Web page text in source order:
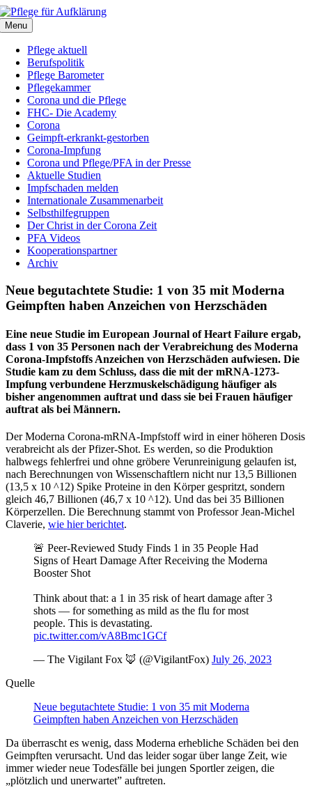
Zum
Inhalt
springen
Menu
Pflege aktuell
Berufspolitik
Pflege Barometer
Pflegekammer
Corona und die Pflege
FHC- Die Academy
Corona
Geimpft-erkrankt-gestorben
Corona-Impfung
Corona und Pflege/PFA in der Presse
Aktuelle Studien
Impfschaden melden
Internationale Zusammenarbeit
Selbsthilfegruppen
Der Christ in der Corona Zeit
PFA Videos
Kooperationspartner
Archiv
Neue begutachtete Studie: 1 von 35 mit Moderna
Geimpften haben Anzeichen von Herzschäden
Eine neue Studie im European Journal of Heart Failure ergab,
dass 1 von 35 Personen nach der Verabreichung des Moderna
Corona-Impfstoffs Anzeichen von Herzschäden aufwiesen. Die
Studie kam zu dem Schluss, dass die mit der mRNA-1273-
Impfung verbundene Herzmuskelschädigung häufiger als
bisher angenommen auftrat und dass sie bei Frauen häufiger
auftrat als bei Männern.
Der Moderna Corona-mRNA-Impfstoff wird in einer höheren Dosis
verabreicht als der Pfizer-Shot. Es werden, so die Produktion
halbwegs fehlerfrei und ohne gröbere Verunreinigung gelaufen ist,
nach Berechnungen von Wissenschaftlern nicht nur 13,5 Billionen
(13,5 x 10 ^12) Spike Proteine in den Körper gespritzt, sondern
gleich 46,7 Billionen (46,7 x 10 ^12). Und das bei 35 Billionen
Körperzellen. Die Berechnung stammt von Professor Jean-Michel
Claverie, wie hier berichtet.
🚨 Peer-Reviewed Study Finds 1 in 35 People Had
Signs of Heart Damage After Receiving the Moderna
Booster Shot
Think about that: a 1 in 35 risk of heart damage after 3
shots — for something as mild as the flu for most
people. This is devastating.
pic.twitter.com/vA8Bmc1GCf
— The Vigilant Fox 🦊 (@VigilantFox) July 26, 2023
Quelle
Neue begutachtete Studie: 1 von 35 mit Moderna
Geimpften haben Anzeichen von Herzschäden
Da überrascht es wenig, dass Moderna erhebliche Schäden bei den
Geimpften verursacht. Und das leider sogar über lange Zeit, wie
immer wieder neue Todesfälle bei jungen Sportler zeigen, die
„plötzlich und unerwartet” auftreten.